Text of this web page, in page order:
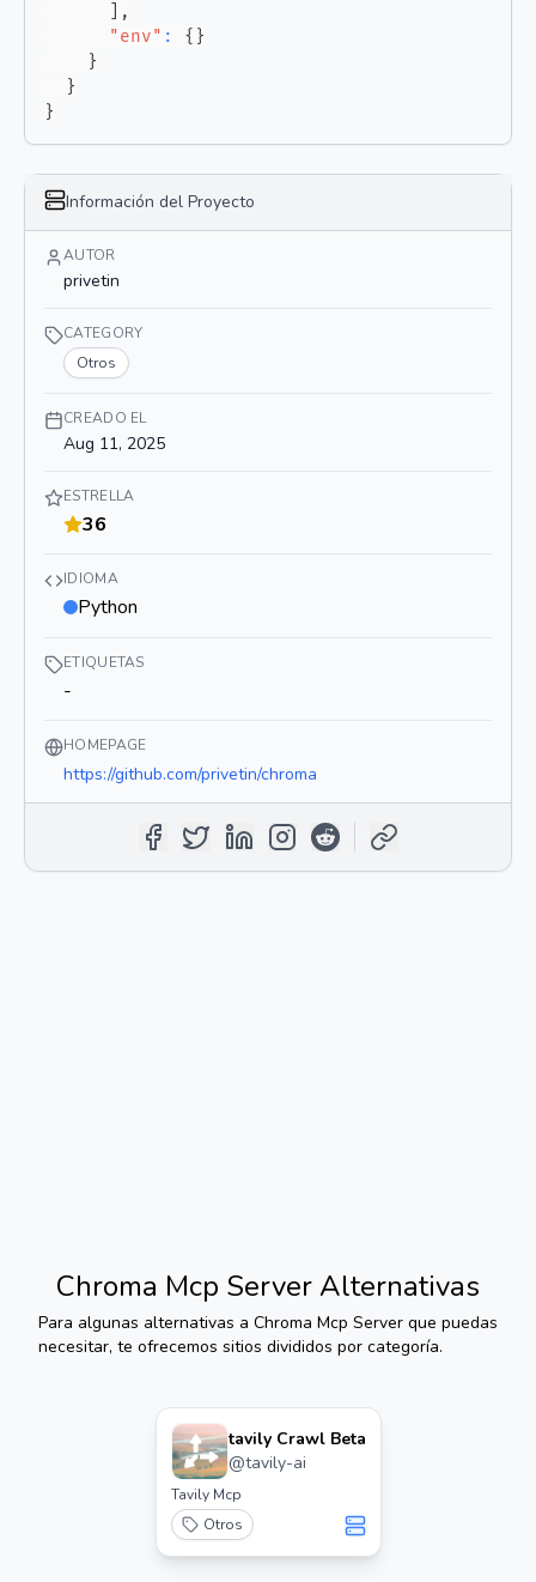
,
"env" : { }
}
}
}
Información del Proyecto
AUTOR
privetin
CATEGORY
Otros
CREADO EL
Aug 11, 2025
ESTRELLA
36
IDIOMA
Python
ETIQUETAS
-
HOMEPAGE
https://github.com/privetin/chroma
Chroma Mcp Server Alternativas
Para algunas alternativas a Chroma Mcp Server que puedas
necesitar, te ofrecemos sitios divididos por categoría.
tavily Crawl Beta
@tavily-ai
Tavily Mcp
Otros